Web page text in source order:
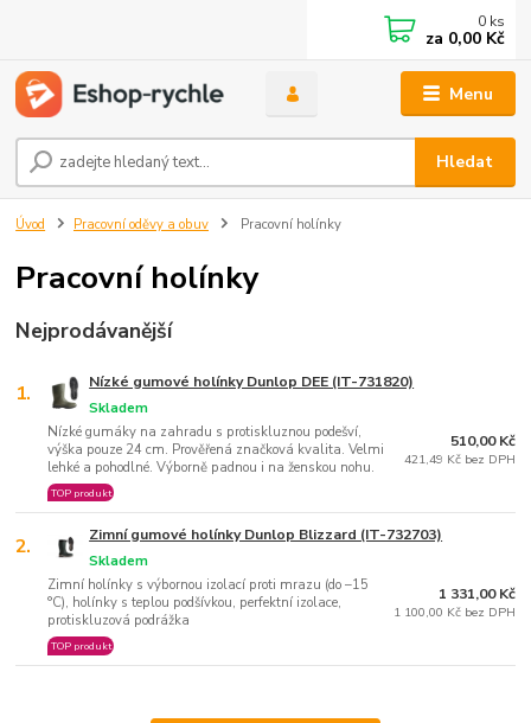
Menu
Hledat
0 ks
za 0,00 Kč
Úvod Pracovní oděvy a obuv Pracovní holínky
Pracovní holínky
Nejprodávanější
1. Nízké gumové holínky Dunlop DEE (IT-731820)
Nízké gumáky na zahradu s protiskluznou podešví,
výška pouze 24 cm. Prověřená značková kvalita. Velmi
lehké a pohodlné. Výborně padnou i na ženskou nohu.
Skladem
TOP produkt
510,00 Kč
421,49 Kč bez DPH
2. Zimní gumové holínky Dunlop Blizzard (IT-732703)
Zimní holínky s výbornou izolací proti mrazu (do –15
°C), holínky s teplou podšívkou, perfektní izolace,
protiskluzová podrážka
Skladem
TOP produkt
1 331,00 Kč
1 100,00 Kč bez DPH